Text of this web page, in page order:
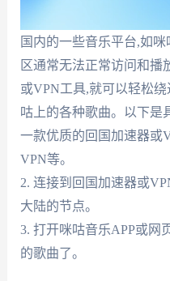
国内的一些音乐平台,如
区通常无法正常访问和播
或VPN工具,就可以轻松
咕上的各种歌曲。以下是
一款优质的回国加速器或
VPN等。
2. 连接到回国加速器或
大陆的节点。
3. 打开咪咕音乐APP或网
的歌曲了。